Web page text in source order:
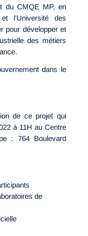
du CMQE MP, en
l’Université des
pour développer et
des métiers
dans le
de ce projet qui
à 11H au Centre
: 764 Boulevard
de